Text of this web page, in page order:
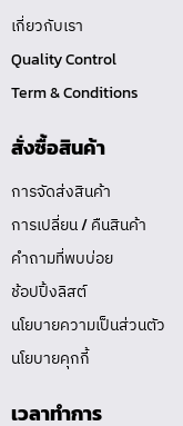
เกี่ยวกับเรา
Quality Control
Term & Conditions
สั่งซื้อสินค้า
การจัดส่งสินค้า
การเปลี่ยน / คืนสินค้า
คำถามที่พบบ่อย
ช้อปปิ้งลิสต์
นโยบายความเป็นส่วนตัว
นโยบายคุกกี้
เวลาทำการ